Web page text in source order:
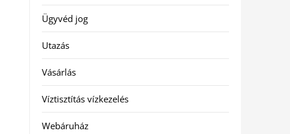
Ügyvéd jog
Utazás
Vásárlás
Víztisztítás vízkezelés
Webáruház